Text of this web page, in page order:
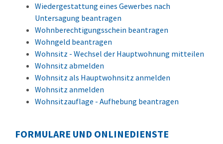
Wiedergestattung eines Gewerbes nach
Untersagung beantragen
Wohnberechtigungsschein beantragen
Wohngeld beantragen
Wohnsitz - Wechsel der Hauptwohnung mitteilen
Wohnsitz abmelden
Wohnsitz als Hauptwohnsitz anmelden
Wohnsitz anmelden
Wohnsitzauflage - Aufhebung beantragen
FORMULARE UND ONLINEDIENSTE